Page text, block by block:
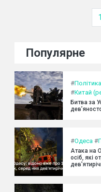
1
Популярне
#Політика
#Китай
Битва за
#Одеса #
Атака на
осіб, які